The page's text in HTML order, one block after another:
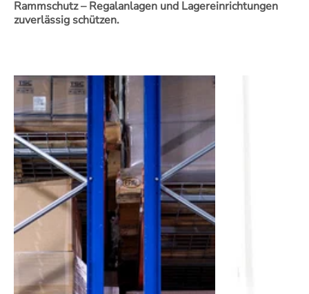
Rammschutz – Regalanlagen und Lagereinrichtungen
zuverlässig schützen.